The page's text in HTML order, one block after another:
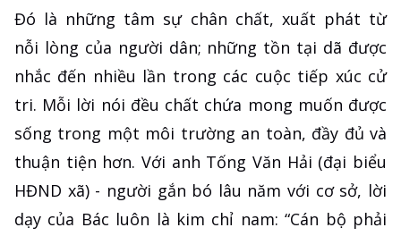
Đó là những tâm sự chân chất, xuất phát từ
nỗi lòng của người dân; những tồn tại dã được
nhắc đến nhiều lần trong các cuộc tiếp xúc cử
tri. Mỗi lời nói đều chất chứa mong muốn được
sống trong một môi trường an toàn, đầy đủ và
thuận tiện hơn. Với anh Tống Văn Hải (đại biểu
HĐND xã) - người gắn bó lâu năm với cơ sở, lời
dạy của Bác luôn là kim chỉ nam: “Cán bộ phải